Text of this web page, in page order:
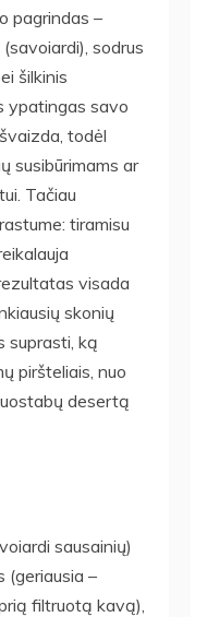
pagrindas –
sodrus
šilkinis
ypatingas savo
todėl
susibūrimams ar
Tačiau
tiramisu
visada
skonių
suprasti, ką
piršteliais, nuo
desertą
sausainių)
(geriausia –
filtruotą kavą),